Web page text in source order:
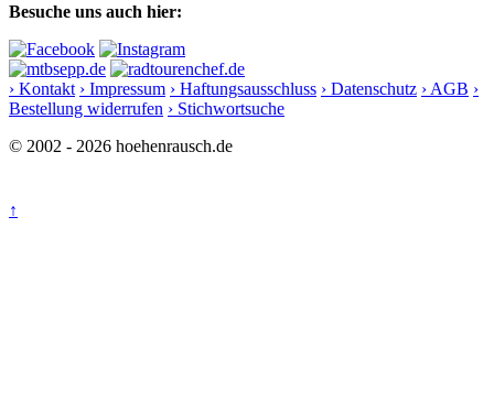
Besuche uns auch hier:
› Kontakt › Impressum › Haftungsausschluss › Datenschutz › AGB ›
Bestellung widerrufen › Stichwortsuche
© 2002 - 2026 hoehenrausch.de
↑